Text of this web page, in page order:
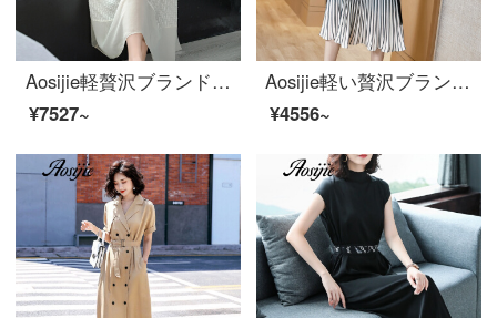
Aosijie軽贅沢ブランドの女装重さがシルクのワンピース女性2020春夏新型スリムな雰囲気が現れます。桑蚕糸復古ホワイトハイエンドのスカート白M
¥7527~
Aosijie軽い贅沢ブランドの婦人服偽のワンピース2つセットの女性の半袖2020夏の新型ファッションの雰囲気は腰を収めて明らかにやせてだんだん色が変わってきます。
¥4556~